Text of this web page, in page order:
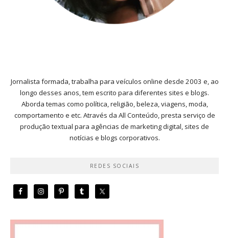
Jornalista formada, trabalha para veículos online desde 2003 e, ao
longo desses anos, tem escrito para diferentes sites e blogs.
Aborda temas como política, religião, beleza, viagens, moda,
comportamento e etc. Através da All Conteúdo, presta serviço de
produção textual para agências de marketing digital, sites de
notícias e blogs corporativos.
REDES SOCIAIS